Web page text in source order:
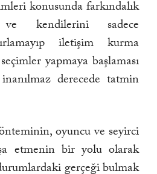
konusunda farkındalık
kendilerini sadece
iletişim kurma
yapmaya başlaması
derecede tatmin
oyuncu ve seyirci
etmenin bir yolu olarak
gerçeği bulmak